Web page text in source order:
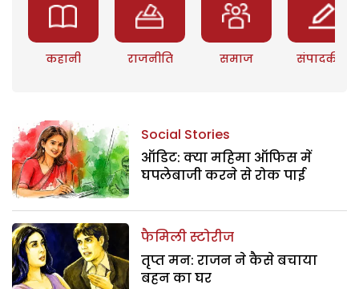
कहानी राजनीति समाज संपादकीय
Social Stories
ऑडिट: क्या महिमा ऑफिस में
घपलेबाजी करने से रोक पाई
फैमिली स्टोरीज
तृप्त मन: राजन ने कैसे बचाया
बहन का घर